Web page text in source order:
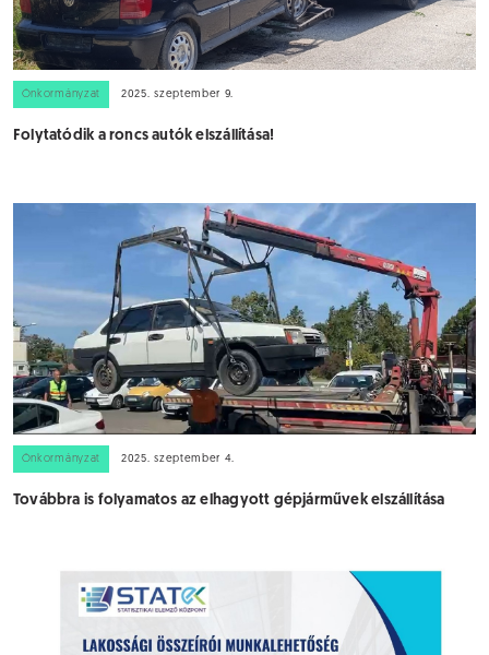
Önkormányzat 2025. szeptember 9.
Folytatódik a roncs autók elszállítása!
Önkormányzat 2025. szeptember 4.
Továbbra is folyamatos az elhagyott gépjárművek elszállítása